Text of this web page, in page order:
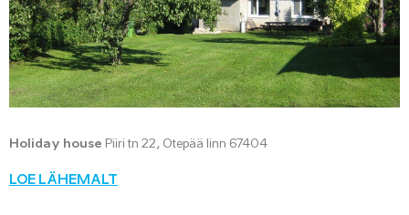
Holiday house Piiri tn 22, Otepää linn 67404
LOE LÄHEMALT